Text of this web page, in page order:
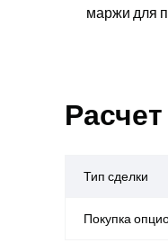
маржи для
Тип сделки
Покупка